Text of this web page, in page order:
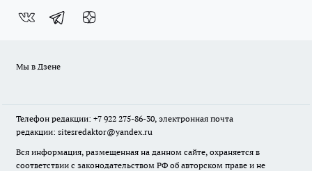
Мы в Дзене
Телефон редакции: +7 922 275-86-30, электронная почта
редакции: sitesredaktor@yandex.ru
Вся информация, размещенная на данном сайте, охраняется в
соответствии с законодательством РФ об авторском праве и не